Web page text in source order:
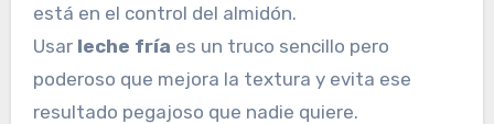
está en el control del almidón.
Usar leche fría es un truco sencillo pero
poderoso que mejora la textura y evita ese
resultado pegajoso que nadie quiere.